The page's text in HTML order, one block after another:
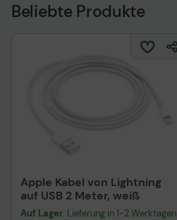
Beliebte Produkte
Apple Kabel von Lightning
auf USB 2 Meter, weiß
Auf Lager: Lieferung in 1-2 Werktagen